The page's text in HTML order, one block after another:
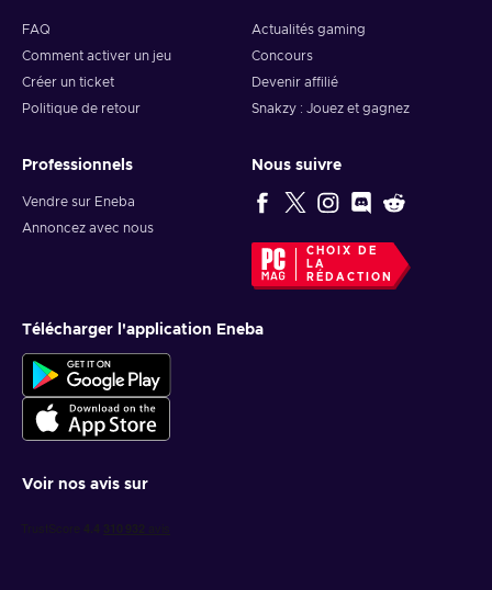
FAQ
Comment activer un jeu
Créer un ticket
Politique de retour
Actualités gaming
Concours
Devenir affilié
Snakzy : Jouez et gagnez
Professionnels
Vendre sur Eneba
Annoncez avec nous
Nous suivre
CHOIX DE
LA
RÉDACTION
Télécharger l'application Eneba
Voir nos avis sur